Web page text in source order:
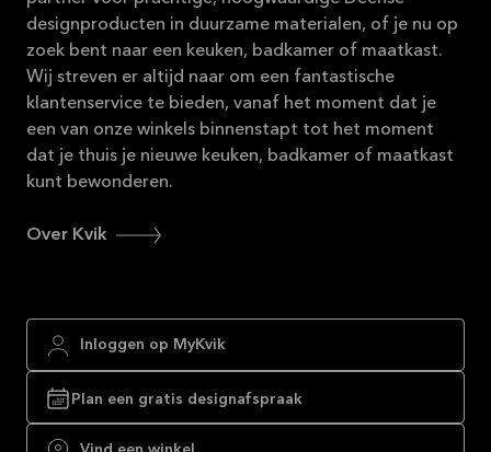
designproducten in duurzame materialen, of je nu op
zoek bent naar een keuken, badkamer of maatkast.
Wij streven er altijd naar om een fantastische
klantenservice te bieden, vanaf het moment dat je
een van onze winkels binnenstapt tot het moment
dat je thuis je nieuwe keuken, badkamer of maatkast
kunt bewonderen.
Over Kvik
Inloggen op MyKvik
Plan een gratis designafspraak